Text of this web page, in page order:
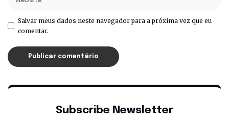
Salvar meus dados neste navegador para a próxima vez que eu
comentar.
Subscribe Newsletter